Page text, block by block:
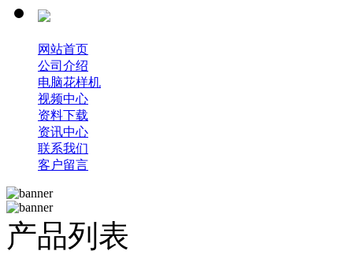
网站首页
公司介绍
电脑花样机
视频中心
资料下载
资讯中心
联系我们
客户留言
产品列表